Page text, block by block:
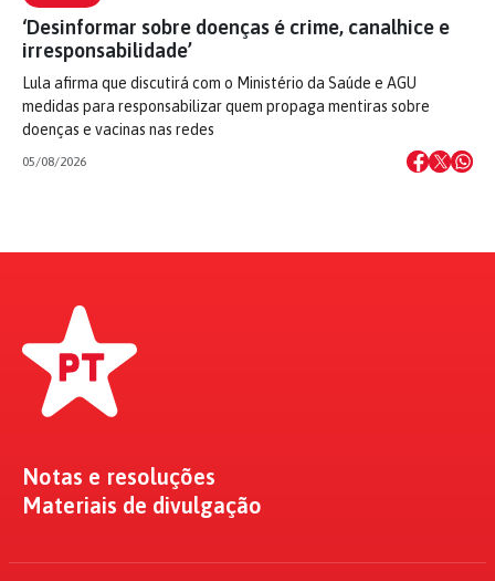
‘Desinformar sobre doenças é crime, canalhice e
irresponsabilidade’
Lula afirma que discutirá com o Ministério da Saúde e AGU
medidas para responsabilizar quem propaga mentiras sobre
doenças e vacinas nas redes
05/08/2026
Notas e resoluções
Materiais de divulgação